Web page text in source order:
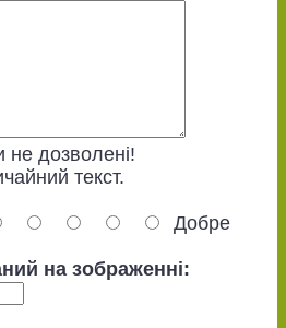
не дозволені!
текст.
Добре
на зображенні: